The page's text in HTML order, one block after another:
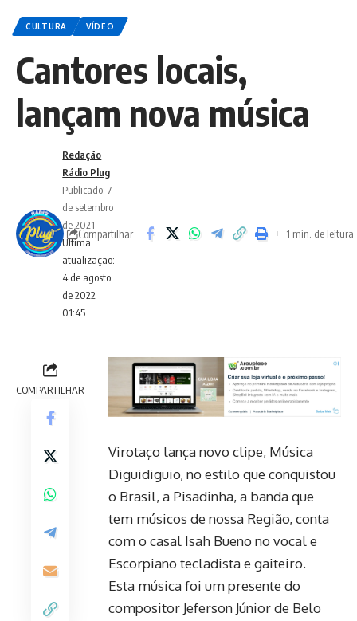
CULTURA VÍDEO
Cantores locais,
lançam nova música
Ultima
atualização:
4 de agosto
de 2022
01:45
Redação
Rádio Plug
Publicado: 7
de setembro
de 2021
Compartilhar 1 min. de leitura
COMPARTILHAR
Virotaço lança novo clipe, Música
Diguidiguio, no estilo que conquistou
o Brasil, a Pisadinha, a banda que
tem músicos de nossa Região, conta
com o casal Isah Bueno no vocal e
Escorpiano tecladista e gaiteiro.
Esta música foi um presente do
compositor Jeferson Júnior de Belo